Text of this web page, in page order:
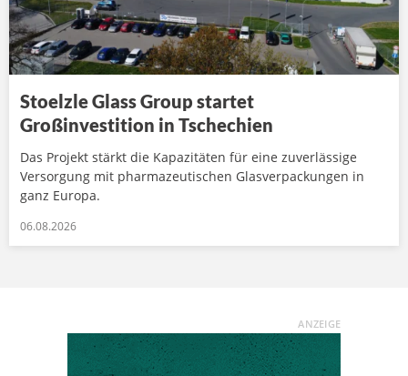
Stoelzle Glass Group startet
Großinvestition in Tschechien
Das Projekt stärkt die Kapazitäten für eine zuverlässige
Versorgung mit pharmazeutischen Glasverpackungen in
ganz Europa.
06.08.2026
ANZEIGE